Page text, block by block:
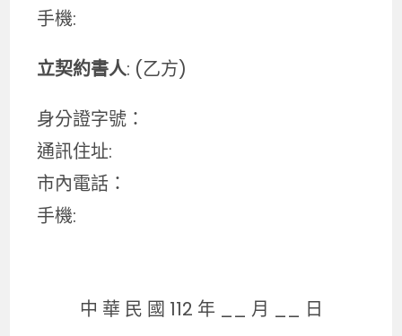
手機:
立契約書人: (乙方)
身分證字號：
通訊住址:
市內電話：
手機:
中 華 民 國 112 年 __ 月 __ 日